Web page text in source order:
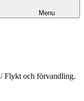
Menu
/ Flykt och förvandling.